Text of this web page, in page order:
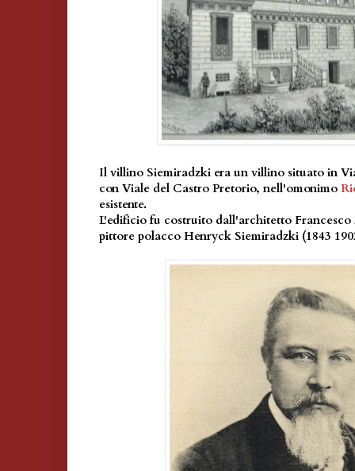
Il villino Siemiradzki era un villino situato in
con Viale del Castro Pretorio, nell'omonimo
esistente.
L'edificio fu costruito dall'architetto Francesco
pittore polacco Henryck Siemiradzki (1843